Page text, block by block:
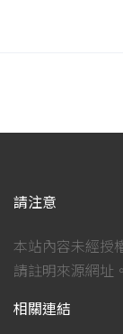
請注意
本站內容未經授
請註明來源網址。
相關連結